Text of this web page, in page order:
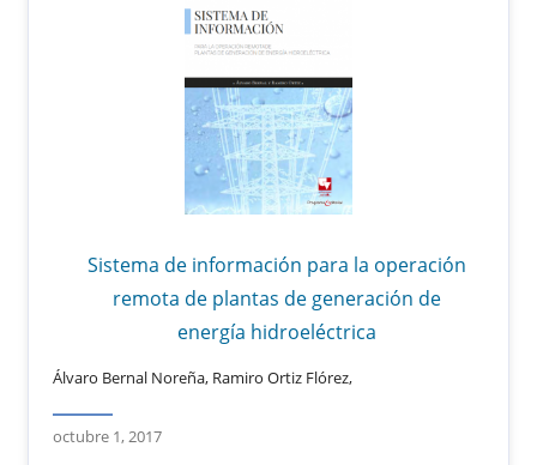
Sistema de información para la operación
remota de plantas de generación de
energía hidroeléctrica
Álvaro Bernal Noreña, Ramiro Ortiz Flórez,
octubre 1, 2017